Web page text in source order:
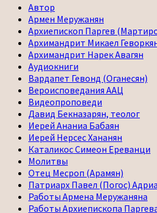
Автор
Армен Меружанян
Архиепископ Паргев
Архимандрит Микаел
Архимандрит Нарек Авагян
Аудиокниги
Вардапет Гевонд (Оганесян)
Вероисповедания ААЦ
Видеопроповеди
Давид Бекназарян, теолог
Иерей Ананиа Бабаян
Иерей Нерсес Хананян
Каталикос Симеон Ереванци
Молитвы
Отец Месроп (Арамян)
Патриарх Павел (Погос)
Работы Армена Меружаняна
Работы Архиепископа